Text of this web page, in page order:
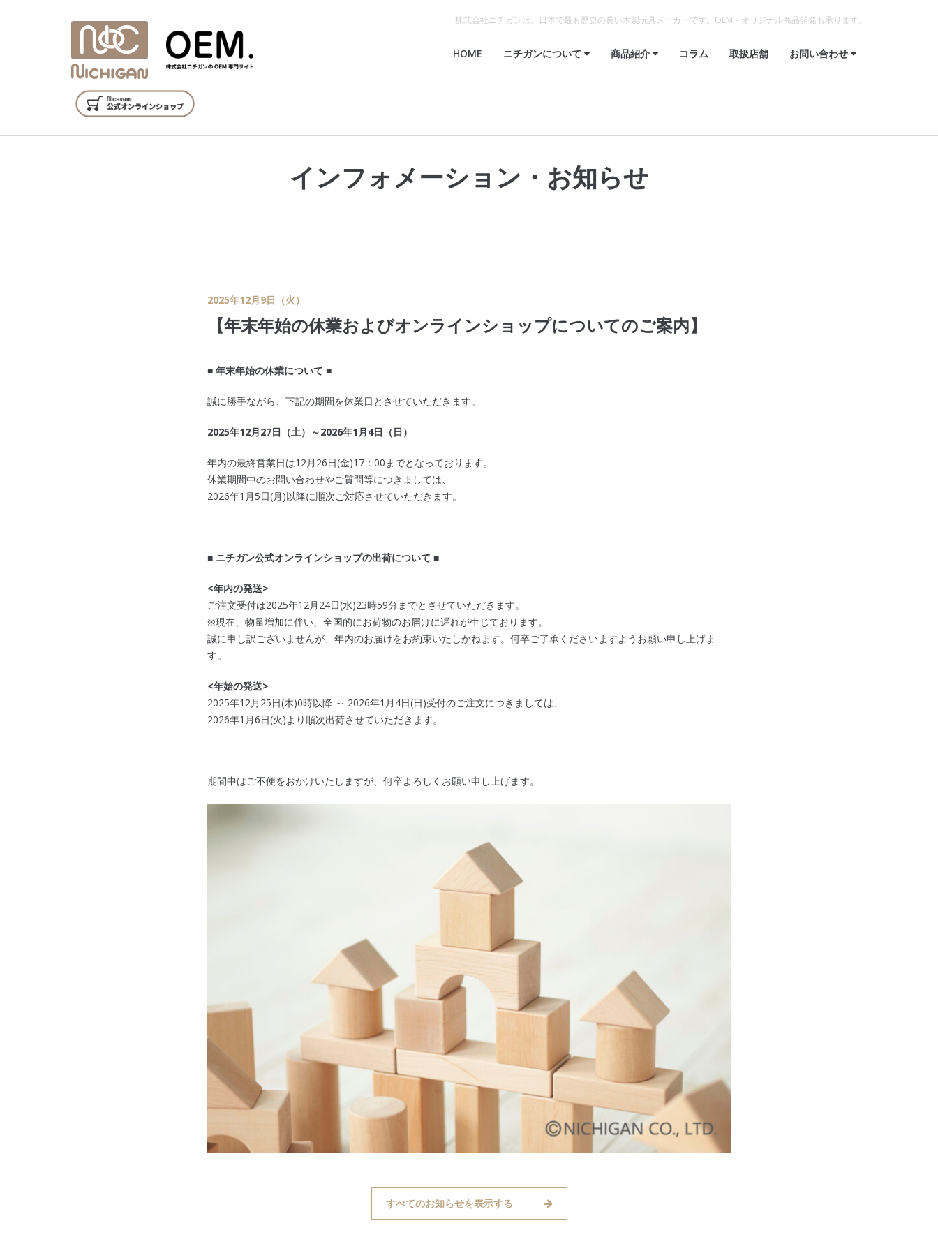
株式会社ニチガンは、日本で最も歴史の長い木製玩具メーカーです。OEM・オリジナル商品開発も承ります。
HOME ニチガンについて 商品紹介 コラム 取扱店舗 お問い合わせ
インフォメーション ・ お知らせ
2025年12月9日（火）
【年末年始の休業およびオンラインショップについてのご案内】
■ 年末年始の休業について ■
誠に勝手ながら、下記の期間を休業日とさせていただきます。
2025年12月27日（土）～2026年1月4日（日）
年内の最終営業日は12月26日(金)17：00までとなっております。
休業期間中のお問い合わせやご質問等につきましては、
2026年1月5日(月)以降に順次ご対応させていただきます。
■ ニチガン公式オンラインショップの出荷について ■
<年内の発送>
ご注文受付は2025年12月24日(水)23時59分までとさせていただきます。
※現在、物量増加に伴い、全国的にお荷物のお届けに遅れが生じております。
誠に申し訳ございませんが、 年内のお届けをお約束いたしかねます。 何卒ご了承くださいますようお願い申し上げま
す。
<年始の発送>
2025年12月25日(木)0時以降 ～ 2026年1月4日(日)受付のご注文につきましては、
2026年1月6日(火)より順次出荷させていただきます。
期間中はご不便をおかけいたしますが、何卒よろしくお願い申し上げます。
すべてのお知らせを表示する